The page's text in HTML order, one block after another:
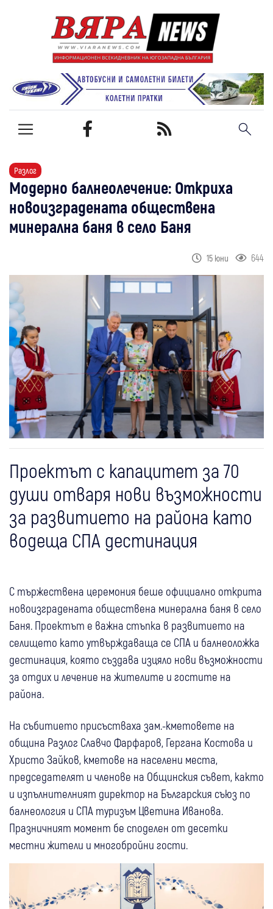
Разлог
Модерно балнеолечение: Откриха
новоизградената обществена
минерална баня в село Баня
15 юни 644
Проектът с капацитет за 70
души отваря нови възможности
за развитието на района като
водеща СПА дестинация
С тържествена церемония беше официално открита
новоизградената обществена минерална баня в село
Баня. Проектът е важна стъпка в развитието на
селището като утвърждаваща се СПА и балнеоложка
дестинация, която създава изцяло нови възможности
за отдих и лечение на жителите и гостите на
района.
На събитието присъстваха зам.-кметовете на
община Разлог Славчо Фарфаров, Гергана Костова и
Христо Зайков, кметове на населени места,
председателят и членове на Общинския съвет, както
и изпълнителният директор на Българския съюз по
балнеология и СПА туризъм Цветина Иванова.
Празничният момент бе споделен от десетки
местни жители и многобройни гости.